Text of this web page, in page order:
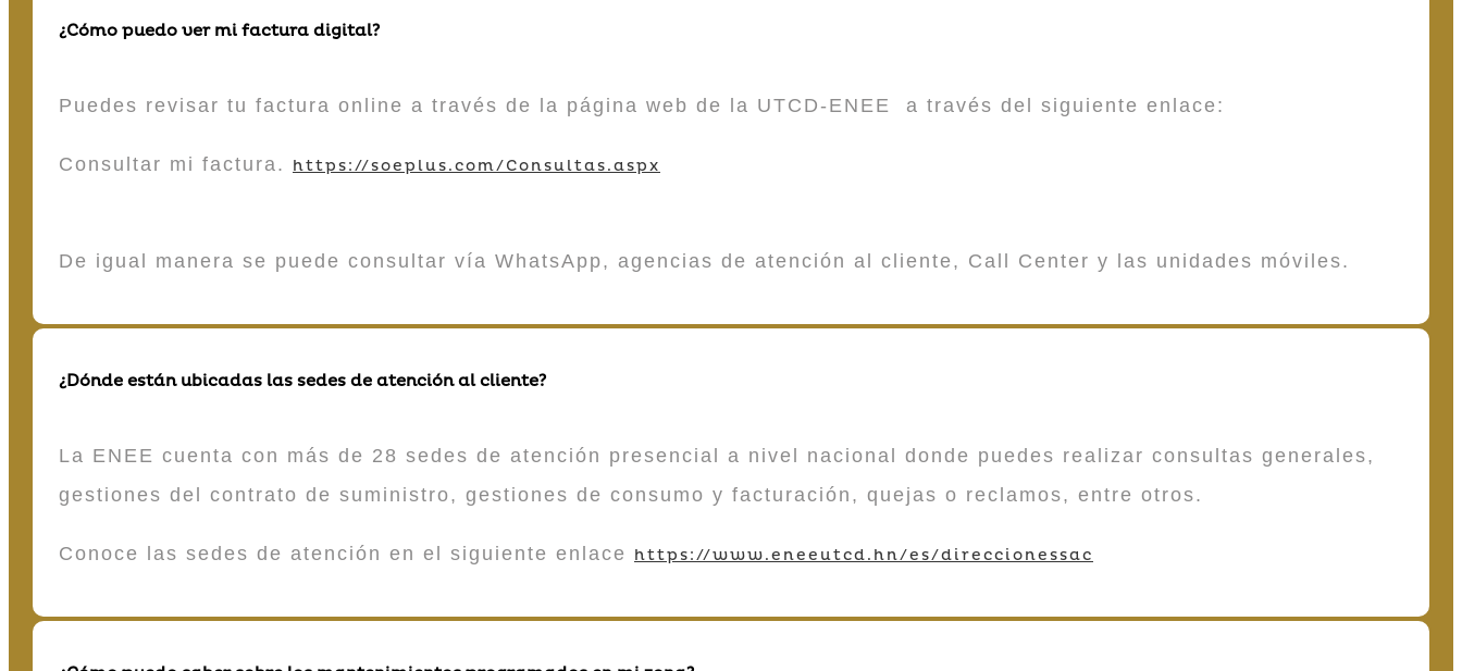
¿Cómo puedo ver mi factura digital?
Puedes revisar tu factura online a través de la página web de la UTCD-ENEE a través del siguiente enlace:
Consultar mi factura. https://soeplus.com/Consultas.aspx
De igual manera se puede consultar vía WhatsApp, agencias de atención al cliente, Call Center y las unidades móviles.
¿Dónde están ubicadas las sedes de atención al cliente?
La ENEE cuenta con más de 28 sedes de atención presencial a nivel nacional donde puedes realizar consultas generales,
gestiones del contrato de suministro, gestiones de consumo y facturación, quejas o reclamos, entre otros.
Conoce las sedes de atención en el siguiente enlace https://www.eneeutcd.hn/es/direccionessac